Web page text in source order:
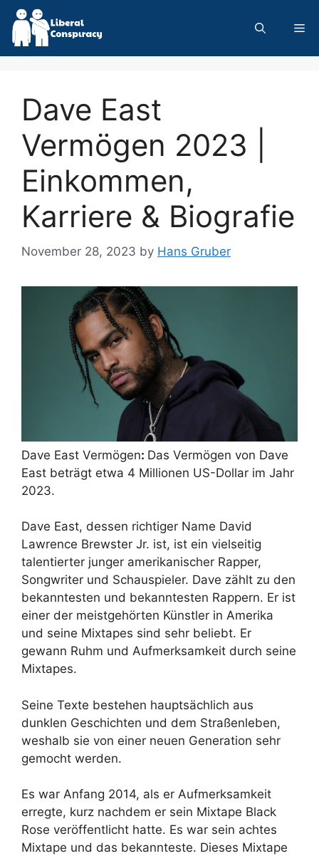
Skip
content
Dave East
Vermögen 2023 |
Einkommen,
Karriere & Biografie
November 28, 2023 by Hans Gruber
Dave East Vermögen: Das Vermögen von Dave
East beträgt etwa 4 Millionen US-Dollar im Jahr
2023.
Dave East, dessen richtiger Name David
Lawrence Brewster Jr. ist, ist ein vielseitig
talentierter junger amerikanischer Rapper,
Songwriter und Schauspieler. Dave zählt zu den
bekanntesten und bekanntesten Rappern. Er ist
einer der meistgehörten Künstler in Amerika
und seine Mixtapes sind sehr beliebt. Er
gewann Ruhm und Aufmerksamkeit durch seine
Mixtapes.
Seine Texte bestehen hauptsächlich aus
dunklen Geschichten und dem Straßenleben,
weshalb sie von einer neuen Generation sehr
gemocht werden.
Es war Anfang 2014, als er Aufmerksamkeit
erregte, kurz nachdem er sein Mixtape Black
Rose veröffentlicht hatte. Es war sein achtes
Mixtape und das bekannteste. Dieses Mixtape